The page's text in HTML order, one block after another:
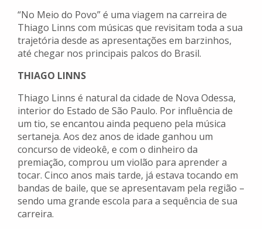
“No Meio do Povo” é uma viagem na carreira de
Thiago Linns com músicas que revisitam toda a sua
trajetória desde as apresentações em barzinhos,
até chegar nos principais palcos do Brasil.
THIAGO LINNS
Thiago Linns é natural da cidade de Nova Odessa,
interior do Estado de São Paulo. Por influência de
um tio, se encantou ainda pequeno pela música
sertaneja. Aos dez anos de idade ganhou um
concurso de videokê, e com o dinheiro da
premiação, comprou um violão para aprender a
tocar. Cinco anos mais tarde, já estava tocando em
bandas de baile, que se apresentavam pela região –
sendo uma grande escola para a sequência de sua
carreira.